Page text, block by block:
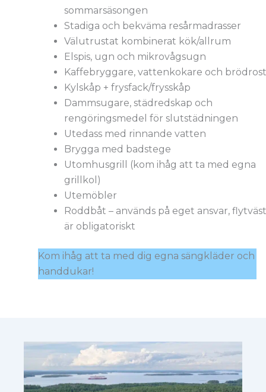
sommarsäsongen
Stadiga och bekväma resårmadrasser
Välutrustat kombinerat kök/allrum
Elspis, ugn och mikrovågsugn
Kaffebryggare, vattenkokare och brödrost
Kylskåp + frysfack/frysskåp
Dammsugare, städredskap och
rengöringsmedel för slutstädningen
Utedass med rinnande vatten
Brygga med badstege
Utomhusgrill (kom ihåg att ta med egna
grillkol)
Utemöbler
Roddbåt – används på eget ansvar, flytväst
är obligatoriskt
Kom ihåg att ta med dig egna sängkläder och
handdukar!